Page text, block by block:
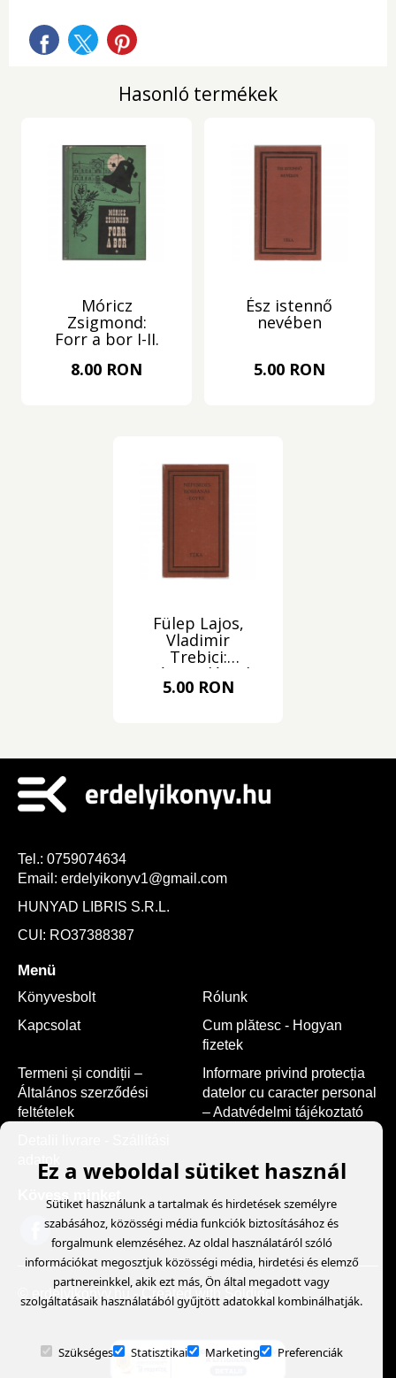
Hasonló termékek
Móricz
Zsigmond:
Forr a bor I-II.
8.00 RON
Ész istennő
nevében
5.00 RON
Fülep Lajos,
Vladimir
Trebici:
Népesedésrobbanás
- Egyke
5.00 RON
Tel.: 0759074634
Email: erdelyikonyv1@gmail.com
HUNYAD LIBRIS S.R.L.
CUI: RO37388387
Menü
Könyvesbolt
Rólunk
Kapcsolat
Cum plătesc - Hogyan
fizetek
Termeni și condiții –
Általános szerződési
feltételek
Informare privind protecția
datelor cu caracter personal
– Adatvédelmi tájékoztató
© erdelyikonyv.hu - Created with Soldigo
Ez a weboldal sütiket használ
Sütiket használunk a tartalmak és hirdetések személyre
szabásához, közösségi média funkciók biztosításához és
forgalmunk elemzéséhez. Az oldal használatáról szóló
információkat megosztjuk közösségi média, hirdetési és elemző
partnereinkkel, akik ezt más, Ön által megadott vagy
szolgáltatásaik használatából gyűjtött adatokkal kombinálhatják.
Szükséges Statisztikai Marketing Preferenciák